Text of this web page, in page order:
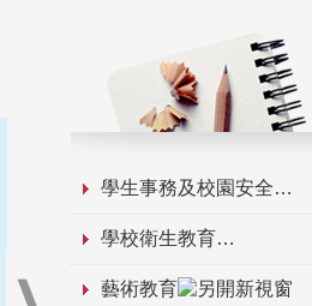
學生事務及校園安全
學校衛生教育
藝術教育